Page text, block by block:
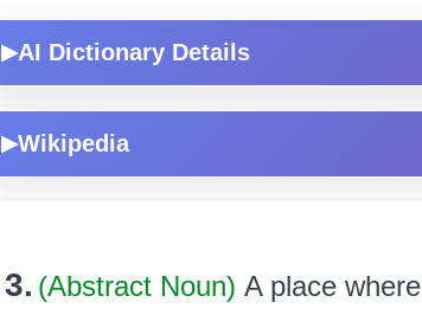
▶AI Dictionary Details
▶Wikipedia
3. (Abstract Noun) A place